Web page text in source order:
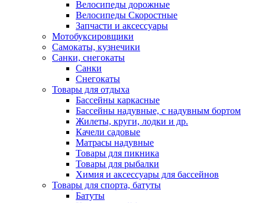
Велосипеды дорожные
Велосипеды Скоростные
Запчасти и аксессуары
Мотобуксировщики
Самокаты, кузнечики
Санки, снегокаты
Санки
Снегокаты
Товары для отдыха
Бассейны каркасные
Бассейны надувные, с надувным бортом
Жилеты, круги, лодки и др.
Качели садовые
Матрасы надувные
Товары для пикника
Товары для рыбалки
Химия и аксессуары для бассейнов
Товары для спорта, батуты
Батуты